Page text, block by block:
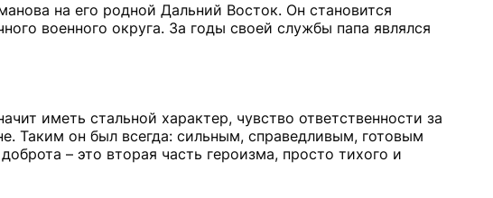
на его родной Дальний Восток. Он становится
военного округа. За годы своей службы папа являлся
иметь стальной характер, чувство ответственности за
Таким он был всегда: сильным, справедливым, готовым
– это вторая часть героизма, просто тихого и